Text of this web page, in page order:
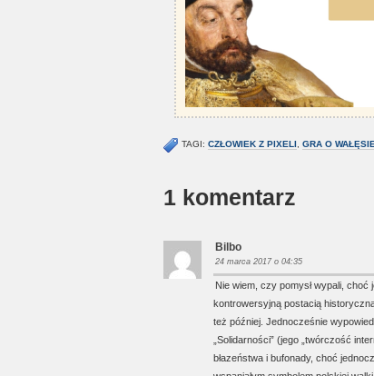
TAGI: CZŁOWIEK Z PIXELI, GRA O WAŁĘSIE
1 komentarz
Bilbo
24 marca 2017 o 04:35
Nie wiem, czy pomysł wypali,
kontrowersyjną postacią
też później. Jednocześnie
„Solidarności” (jego „twórczość
błazeństwa i bufonady, choć